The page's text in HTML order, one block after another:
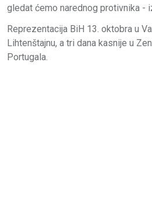
gledat ćemo narednog protivnika -
Reprezentacija BiH 13. oktobra u
Lihtenštajnu, a tri dana kasnije u
Portugala.